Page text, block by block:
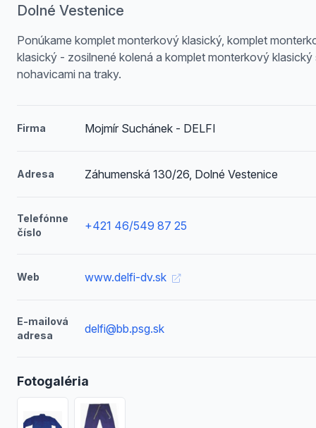
Dolné Vestenice
Ponúkame komplet monterkový klasický, komplet
klasický - zosilnené kolená a komplet monterkový klasický
nohavicami na traky.
Firma Mojmír Suchánek - DELFI
Adresa Záhumenská 130/26, Dolné Vestenice
Telefónne
číslo
+421 46/549 87 25
Web www.delfi-dv.sk
E-mailová
adresa
delfi@bb.psg.sk
Fotogaléria